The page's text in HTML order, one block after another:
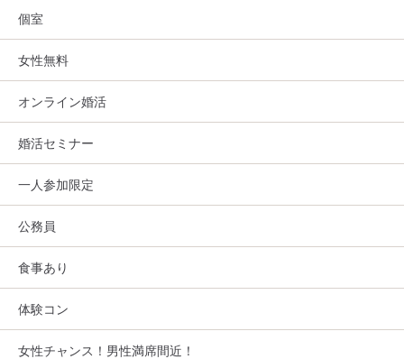
個室
女性無料
オンライン婚活
婚活セミナー
一人参加限定
公務員
食事あり
体験コン
女性チャンス！男性満席間近！